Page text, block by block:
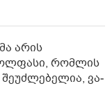
არის
რომ­ლის
ვა­